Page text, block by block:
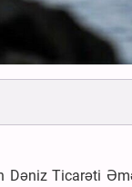
Dəniz Ticarəti